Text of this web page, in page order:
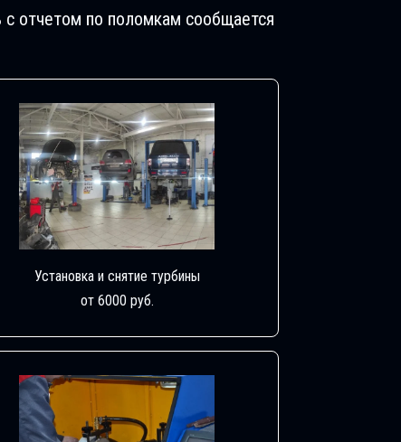
отчетом по поломкам сообщается
Установка и снятие турбины
от 6000 руб.